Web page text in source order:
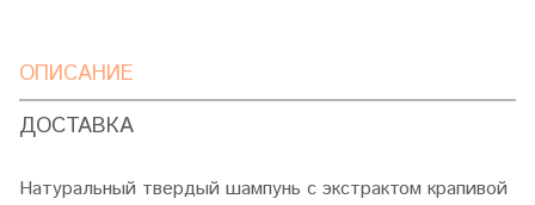
ОПИСАНИЕ
ДОСТАВКА
Натуральный твердый шампунь с экстрактом крапивой